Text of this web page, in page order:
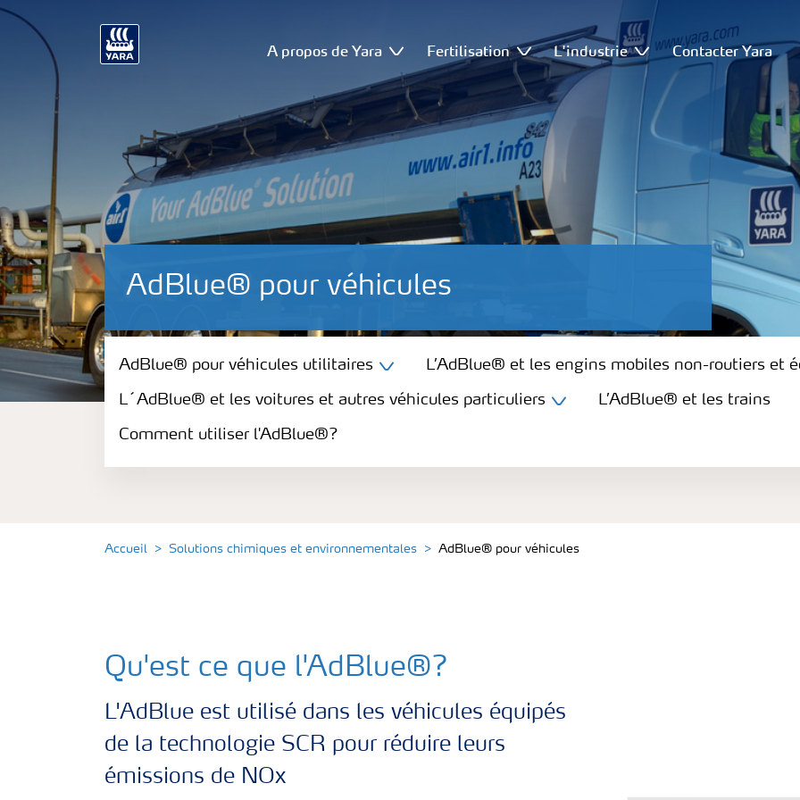
A propos de Yara Fertilisation L'industrie Contacter Yara
AdBlue® pour véhicules
AdBlue® pour véhicules utilitaires
AdBlue® pour véhicules utilitaires L’AdBlue® et les engins mobiles non-routiers et
L´AdBlue® et les voitures et autres véhicules particuliers L’AdBlue® et les trains
Comment utiliser l'AdBlue®?
Accueil Solutions chimiques et environnementales AdBlue® pour véhicules
Qu'est ce que l'AdBlue®?
L'AdBlue est utilisé dans les véhicules équipés
de la technologie SCR pour réduire leurs
émissions de NOx